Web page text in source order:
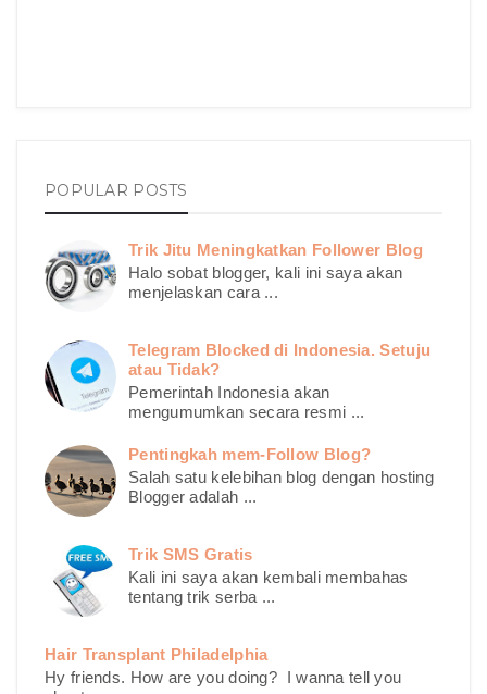
POPULAR POSTS
Trik Jitu Meningkatkan Follower Blog
Halo sobat blogger, kali ini saya akan
menjelaskan cara ...
Telegram Blocked di Indonesia. Setuju
atau Tidak?
Pemerintah Indonesia akan
mengumumkan secara resmi ...
Pentingkah mem-Follow Blog?
Salah satu kelebihan blog dengan hosting
Blogger adalah ...
Trik SMS Gratis
Kali ini saya akan kembali membahas
tentang trik serba ...
Hair Transplant Philadelphia
Hy friends. How are you doing? I wanna tell you